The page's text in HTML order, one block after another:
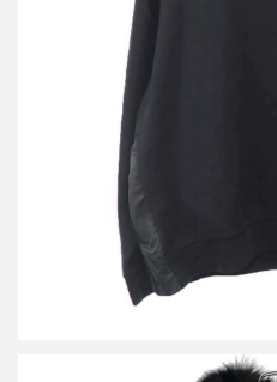
プラダ ロゴプレート テクニ